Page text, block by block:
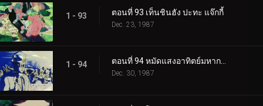
1 - 93 ตอนที่ 93 เท็นชินฮัง ปะทะ แจ๊กกี้
Dec. 23, 1987
1 - 94 ตอนที่ 94 หมัดแสงอาทิตย์มหากาฬ
Dec. 30, 1987